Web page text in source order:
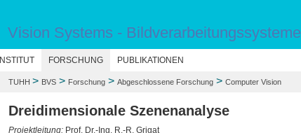
Vision Systems - Bildverarbeitungssysteme
INSTITUT FORSCHUNG PUBLIKATIONEN
TUHH > BVS> Forschung> Abgeschlossene Forschung> Computer Vision
Dreidimensionale Szenenanalyse
Projektleitung: Prof. Dr.-Ing. R.-R. Grigat